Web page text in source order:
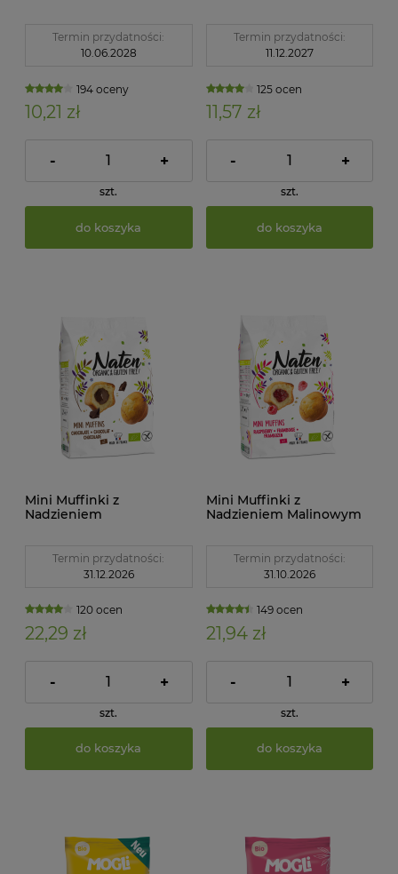
Termin przydatności:
10.06.2028
194 oceny
10,21 zł
- +
szt.
do koszyka
Glutenex
Termin przydatności:
11.12.2027
125 ocen
11,57 zł
- +
szt.
do koszyka
Mini Muffinki z
Nadzieniem
NatenTermin przydatności:
31.12.2026
120 ocen
22,29 zł
- +
szt.
do koszyka
Mini Muffinki z
Nadzieniem Malinowym
Termin przydatności:
31.10.2026
149 ocen
21,94 zł
- +
szt.
do koszyka